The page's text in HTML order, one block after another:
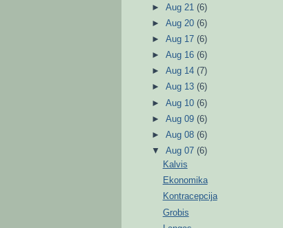
►Aug 21(6)
►Aug 20(6)
►Aug 17(6)
►Aug 16(6)
►Aug 14(7)
►Aug 13(6)
►Aug 10(6)
►Aug 09(6)
►Aug 08(6)
▼Aug 07(6)
Kalvis
Ekonomika
Kontracepcija
Grobis